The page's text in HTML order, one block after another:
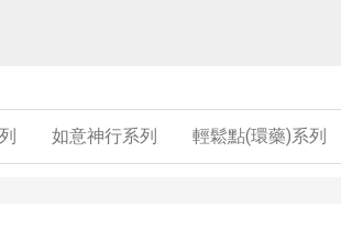
如意神行系列 輕鬆點(環藥)系列